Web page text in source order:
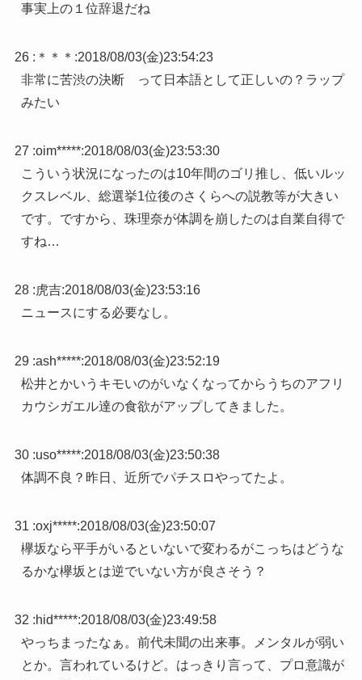
事実上の１位辞退だね
26 : ＊＊＊ :2018/08/03(金)23:54:23
非常に苦渋の決断 って日本語として正しいの？ラップ
みたい
27 :oim*****:2018/08/03(金)23:53:30
こういう状況になったのは10年間のゴリ推し、低いルッ
クスレベル、総選挙1位後のさくらへの説教等が大きい
です。ですから、珠理奈が体調を崩したのは自業自得で
すね…
28 :虎吉:2018/08/03(金)23:53:16
ニュースにする必要なし。
29 :ash*****:2018/08/03(金)23:52:19
松井とかいうキモいのがいなくなってからうちのアフリ
カウシガエル達の食欲がアップしてきました。
30 :uso*****:2018/08/03(金)23:50:38
体調不良？昨日、近所でパチスロやってたよ。
31 :oxj*****:2018/08/03(金)23:50:07
欅坂なら平手がいるといないで変わるがこっちはどうな
るかな欅坂とは逆でいない方が良さそう？
32 :hid*****:2018/08/03(金)23:49:58
やっちまったなぁ。前代未聞の出来事。メンタルが弱い
とか。言われているけど。はっきり言って、プロ意識が